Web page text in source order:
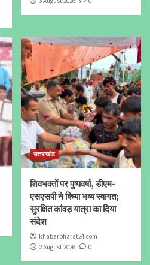
उत्तराखंड
शिवभक्तों पर पुष्पवर्षा, डीएम-
एसएसपी ने किया भव्य स्वागत;
सुरक्षित कांवड़ यात्रा का दिया
संदेश
khabarbharat24.com
2 August 2026
0